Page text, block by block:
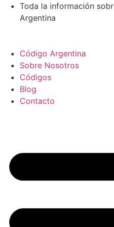
Toda la información
Argentina
Código Argentina
Sobre Nosotros
Códigos
Blog
Contacto